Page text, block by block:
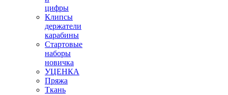
цифры
Клипсы
держатели
карабины
Стартовые
наборы
новичка
УЦЕНКА
Пряжа
Ткань